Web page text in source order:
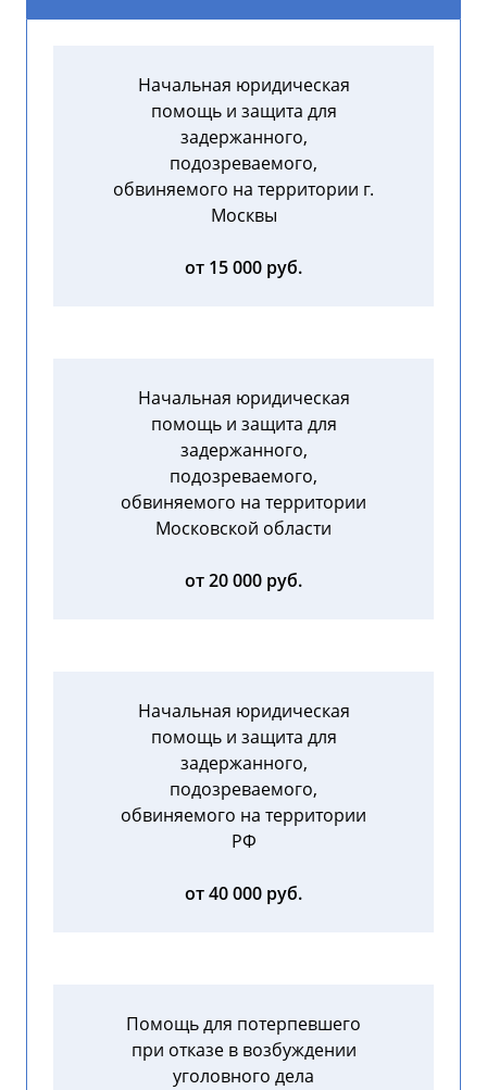
Начальная юридическая
помощь и защита для
задержанного,
подозреваемого,
обвиняемого на территории г.
Москвы
от 15 000 руб.
Начальная юридическая
помощь и защита для
задержанного,
подозреваемого,
обвиняемого на территории
Московской области
от 20 000 руб.
Начальная юридическая
помощь и защита для
задержанного,
подозреваемого,
обвиняемого на территории
РФ
от 40 000 руб.
Помощь для потерпевшего
при отказе в возбуждении
уголовного дела